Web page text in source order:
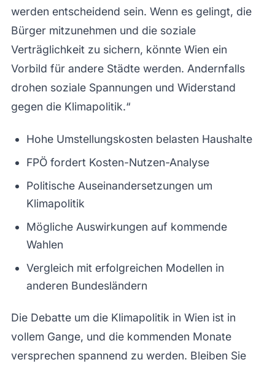
werden entscheidend sein. Wenn es gelingt, die
Bürger mitzunehmen und die soziale
Verträglichkeit zu sichern, könnte Wien ein
Vorbild für andere Städte werden. Andernfalls
drohen soziale Spannungen und Widerstand
gegen die Klimapolitik.“
Hohe Umstellungskosten belasten Haushalte
FPÖ fordert Kosten-Nutzen-Analyse
Politische Auseinandersetzungen um
Klimapolitik
Mögliche Auswirkungen auf kommende
Wahlen
Vergleich mit erfolgreichen Modellen in
anderen Bundesländern
Die Debatte um die Klimapolitik in Wien ist in
vollem Gange, und die kommenden Monate
versprechen spannend zu werden. Bleiben Sie